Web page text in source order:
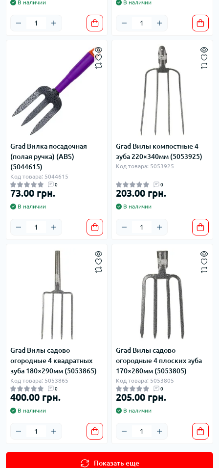
В наличии В наличии
Grad Вилка посадочная
(полая ручка) (ABS)
(5044615)
Код товара: 5044615
0
73.00 грн.
В наличии
Grad Вилы компостные 4
зуба 220×340мм (5053925)
Код товара: 5053925
0
203.00 грн.
В наличии
Grad Вилы садово-
огородные 4 квадратных
зуба 180×290мм (5053865)
Код товара: 5053865
0
400.00 грн.
В наличии
Grad Вилы садово-
огородные 4 плоских зуба
170×280мм (5053805)
Код товара: 5053805
0
205.00 грн.
В наличии
Показать еще